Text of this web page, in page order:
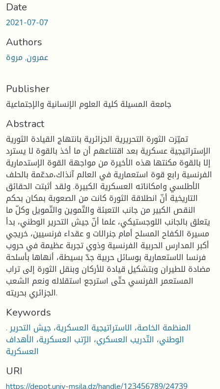
Date
2021-07-07
Authors
عمرون, مروة
Publisher
جامعة المسيلة كلية العلوم الإنسانية والإجتماعية
Abstract
تميّزت الثورة التحريرية الجزائرية بانتهاج القيادة الثورية
الإستراتيجية عسكرية بعد اقتناعهم أن ما أخذ بالقوة لا يسترد
إلا بالقوة مكنتها هذه الأخيرة من مواجهة القوة الإستدمارية
الفرنسية رابع قوة استعمارية في العالم آنذاك،مدعّمة بالحلف
الأطلسي وامكاناته العسكرية الكبيرة. ولقد أثبتت الحقائق
التاريخية أنّ انطلاقة الثورة كانت من الصعوبة بمكان بحكم
النقص الكبير من جانب التعبئة والتّموين والتّمويل وكلّ ما
يتعلق بالجانب اللوجستيكي، علما أنّ جيش التحرير الوطني، بدأ
مسيرة الكفاح المسلح أمام جنرالات و عقداء فرنسيين، خريجي
أكبر المدارس الحربية الفرنسية وذوي تجربة عظيمة في حروب
فرنسا الاستعمارية بوسائل حربية جدّ بسيطة، أنهاها بأسلحة
مضادة للطيران وبتشكيل قيادة للأركان وبنقل الثورة إلى تراب
المستعمر الفرنسي حتّى استرجع استقلاله ونعم الشعب
الجزائري بحريته.
Keywords
. المنظمة الخاصة، الاستراتيجية العسكرية، جيش التحرير
الوطني، التّدريب العسكري، الرّتب العسكرية، الأهداف
العسكرية
URI